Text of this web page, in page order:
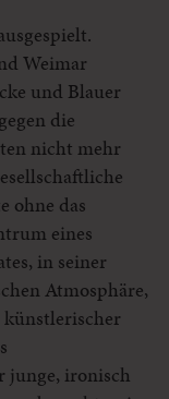
Weimar
und Blauer
die
nicht mehr
ohne das
eines
in seiner
Atmosphäre,
künstlerischer
junge, ironisch